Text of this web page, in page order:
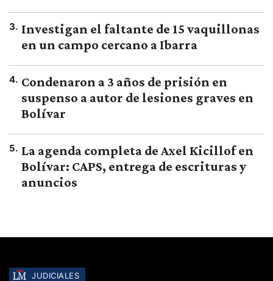
3. Investigan el faltante de 15 vaquillonas
en un campo cercano a Ibarra
4. Condenaron a 3 años de prisión en
suspenso a autor de lesiones graves en
Bolívar
5. La agenda completa de Axel Kicillof en
Bolívar: CAPS, entrega de escrituras y
anuncios
JUDICIALES